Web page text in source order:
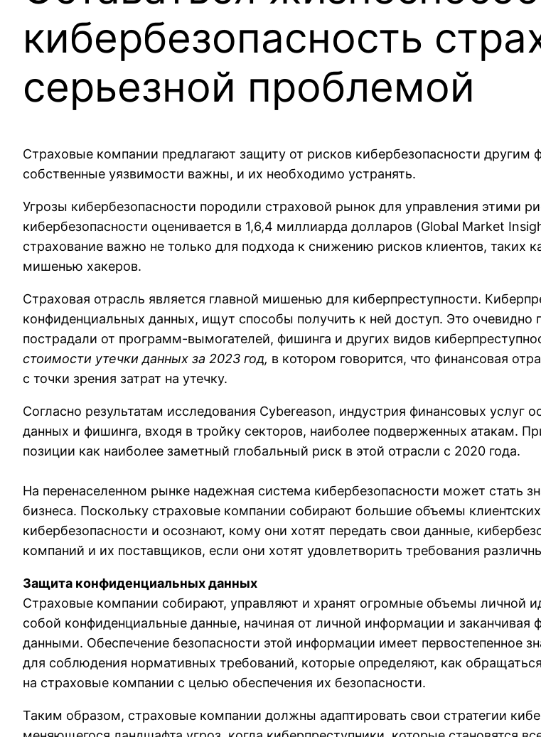
кибербезопасность
серьезной проблемой
Страховые компании предлагают защиту от рисков кибербезопасности
собственные уязвимости важны, и их необходимо устранять.
Угрозы кибербезопасности породили страховой рынок для управления этими
кибербезопасности оценивается в 1,6,4 миллиарда долларов (Global Market
страхование важно не только для подхода к снижению рисков клиентов,
мишенью хакеров.
Страховая отрасль является главной мишенью для киберпреступности.
конфиденциальных данных, ищут способы получить к ней доступ. Это
пострадали от программ-вымогателей, фишинга и других видов
стоимости утечки данных за 2023 год, в котором говорится, что финансовая
с точки зрения затрат на утечку.
Согласно результатам исследования Cybereason, индустрия финансовых
данных и фишинга, входя в тройку секторов, наиболее подверженных атакам.
позиции как наиболее заметный глобальный риск в этой отрасли с 2020 года.
На перенаселенном рынке надежная система кибербезопасности может стать
бизнеса. Поскольку страховые компании собирают большие объемы
кибербезопасности и осознают, кому они хотят передать свои данные,
компаний и их поставщиков, если они хотят удовлетворить требования
Защита конфиденциальных данных
Страховые компании собирают, управляют и хранят огромные объемы личной
собой конфиденциальные данные, начиная от личной информации и
данными. Обеспечение безопасности этой информации имеет первостепенное
для соблюдения нормативных требований, которые определяют, как
на страховые компании с целью обеспечения их безопасности.
Таким образом, страховые компании должны адаптировать свои стратегии